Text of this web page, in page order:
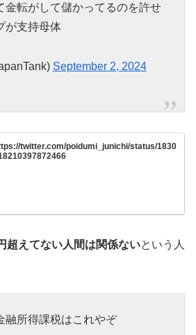
金転がして儲かってるのを許せ
が支持母体
September 2, 2024
twitter.com/poidumi_junichi/status/1830
超えてない人間は関係ないという人
融所得課税はこれやぞ